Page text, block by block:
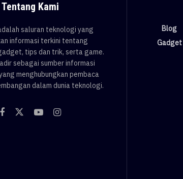
Tentang Kami
saluran teknologi yang
informasi terkini tentang
tips dan trik, serta game.
sebagai sumber informasi
menghubungkan pembaca
dalam dunia teknologi.
Blog
Gadget